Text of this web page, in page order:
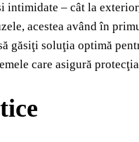
– cât la
acestea având în
găsiţi soluţia optimă
care asigură